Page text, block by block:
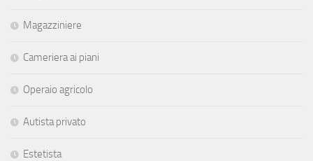
Magazziniere
Cameriera ai piani
Operaio agricolo
Autista privato
Estetista